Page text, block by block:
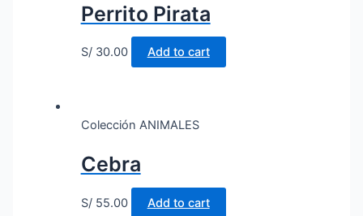
Perrito Pirata
S/30.00 Add to cart
Colección ANIMALES
Cebra
S/55.00 Add to cart